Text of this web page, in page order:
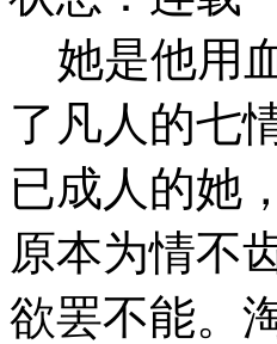
她是他用
了凡人的七
已成人的她
原本为情不
欲罢不能。